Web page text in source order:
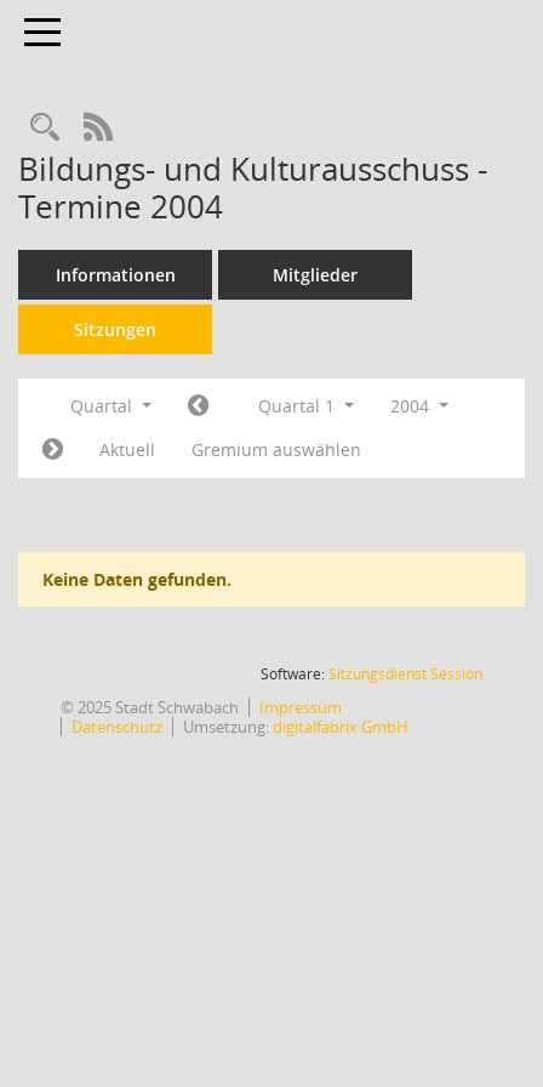
Toggle navigation
RSS-Feed
Bildungs- und Kulturausschuss -
Termine 2004
Informationen Mitglieder
Sitzungen
Quartal Quartal 1
2004
Aktuell
Gremium auswählen
Keine Daten gefunden.
Software:SitzungsdienstSession(Wird in
© 2025 Stadt Schwabach
Impressum
Datenschutz
Umsetzung:digitalfabrix GmbH